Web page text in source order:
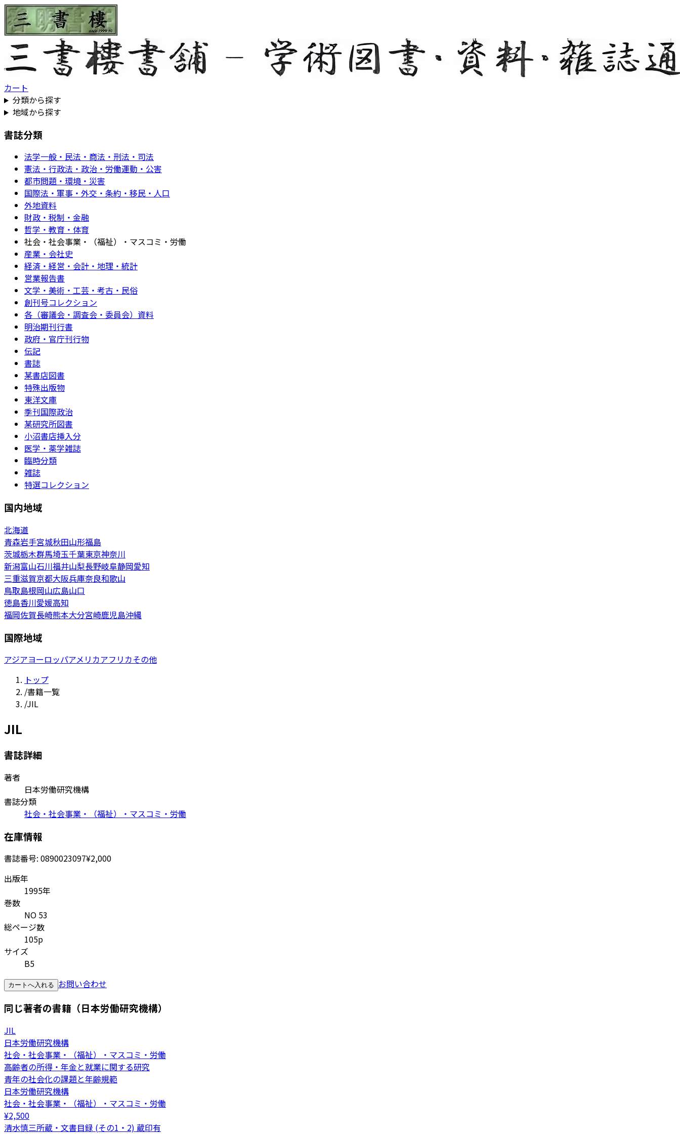
カート
分類から探す
地域から探す
書誌分類
法学一般・民法・商法・刑法・司法
憲法・行政法・政治・労働運動・公害
都市問題・環境・災害
国際法・軍事・外交・条約・移民・人口
外地資料
財政・税制・金融
哲学・教育・体育
社会・社会事業・（福祉）・マスコミ・労働
産業・会社史
経済・経営・会計・地理・統計
営業報告書
文学・美術・工芸・考古・民俗
創刊号コレクション
各（審議会・調査会・委員会）資料
明治期刊行書
政府・官庁刊行物
伝記
書誌
某書店図書
特殊出版物
東洋文庫
季刊国際政治
某研究所図書
小沼書店挿入分
医学・薬学雑誌
臨時分類
雑誌
特選コレクション
国内地域
北海道
青森岩手宮城秋田山形福島
茨城栃木群馬埼玉千葉東京神奈川
新潟富山石川福井山梨長野岐阜静岡愛知
三重滋賀京都大阪兵庫奈良和歌山
鳥取島根岡山広島山口
徳島香川愛媛高知
福岡佐賀長崎熊本大分宮崎鹿児島沖縄
国際地域
アジアヨーロッパアメリカアフリカその他
トップ
/書籍一覧
/JIL
JIL
書誌詳細
著者
日本労働研究機構
書誌分類
社会・社会事業・（福祉）・マスコミ・労働
在庫情報
書誌番号: 0890023097¥2,000
出版年
1995年
巻数
NO 53
総ページ数
105p
サイズ
B5
カートへ入れる お問い合わせ
同じ著者の書籍（日本労働研究機構）
JIL
日本労働研究機構
社会・社会事業・（福祉）・マスコミ・労働
高齢者の所得・年金と就業に関する研究
青年の社会化の課題と年齢規範
日本労働研究機構
社会・社会事業・（福祉）・マスコミ・労働
¥2,500
清水慎三所蔵・文書目録 (その1・2) 蔵印有